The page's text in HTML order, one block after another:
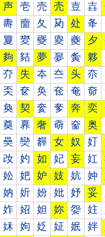
声 壱 売 壳 壴 壵
夀 夁 夂 夃 处 夅
夐 夑 夒 夓 夔 夕
夠 夡 夢 夣 夤 夥
夰 失 夲 夳 头 夵
奀 奁 奂 奃 奄 奅
奐 契 奒 奓 奔 奕
奠 奡 奢 奣 奤 奥
奰 奱 奲 女 奴 奵
妀 妁 如 妃 妄 妅
妐 妑 妒 妓 妔 妕
妠 妡 妢 妣 妤 妥
妰 妱 妲 妳 妴 妵
姀 姁 姂 姃 姄 姅